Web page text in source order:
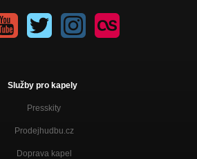
Služby pro kapely
Presskity
Prodejhudbu.cz
Doprava kapel